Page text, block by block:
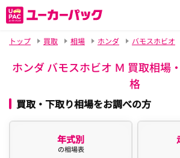
トップ
買取 相場 ホンダ バモスホビオ
ホンダ バモスホビオ Ｍ 買取相場
格
買取・下取り相場をお調べの方
年式別
の相場表